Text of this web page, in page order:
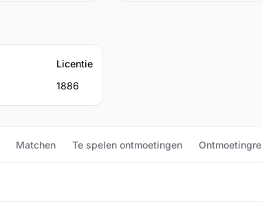
Licentie
1886
Matchen Te spelen ontmoetingen